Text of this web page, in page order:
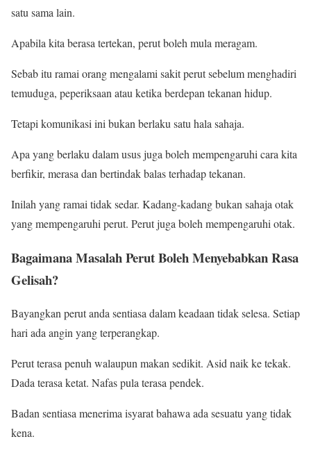
satu sama lain.
Apabila kita berasa tertekan, perut boleh mula meragam.
Sebab itu ramai orang mengalami sakit perut sebelum menghadiri
temuduga, peperiksaan atau ketika berdepan tekanan hidup.
Tetapi komunikasi ini bukan berlaku satu hala sahaja.
Apa yang berlaku dalam usus juga boleh mempengaruhi cara kita
berfikir, merasa dan bertindak balas terhadap tekanan.
Inilah yang ramai tidak sedar. Kadang-kadang bukan sahaja otak
yang mempengaruhi perut. Perut juga boleh mempengaruhi otak.
Bagaimana Masalah Perut Boleh Menyebabkan Rasa
Gelisah?
Bayangkan perut anda sentiasa dalam keadaan tidak selesa. Setiap
hari ada angin yang terperangkap.
Perut terasa penuh walaupun makan sedikit. Asid naik ke tekak.
Dada terasa ketat. Nafas pula terasa pendek.
Badan sentiasa menerima isyarat bahawa ada sesuatu yang tidak
kena.